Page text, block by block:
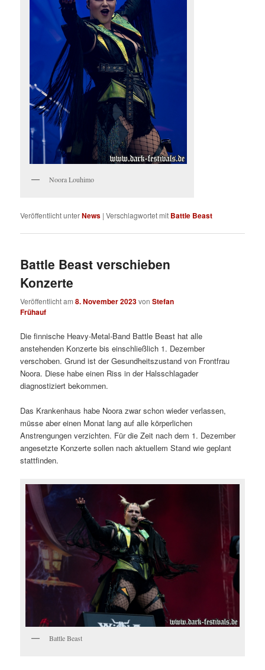
Noora Louhimo
Veröffentlicht unterNews |Verschlagwortet mit Battle Beast
Battle Beast verschieben
Konzerte
Veröffentlicht am8. November 2023vonStefan
Frühauf
Die finnische Heavy-Metal-Band Battle Beast hat alle
anstehenden Konzerte bis einschließlich 1. Dezember
verschoben. Grund ist der Gesundheitszustand von Frontfrau
Noora. Diese habe einen Riss in der Halsschlagader
diagnostiziert bekommen.
Das Krankenhaus habe Noora zwar schon wieder verlassen,
müsse aber einen Monat lang auf alle körperlichen
Anstrengungen verzichten. Für die Zeit nach dem 1. Dezember
angesetzte Konzerte sollen nach aktuellem Stand wie geplant
stattfinden.
Battle Beast